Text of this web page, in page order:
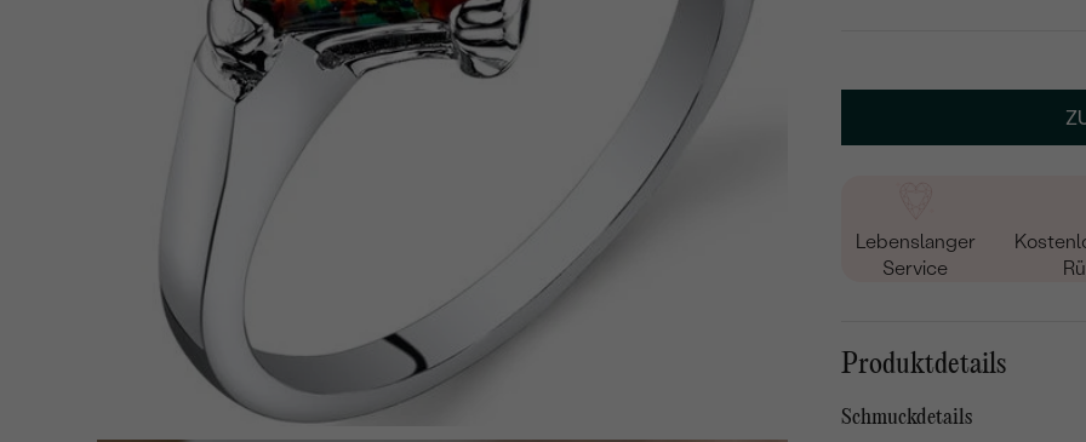
Geben Sie Initialen/Text
Lebenslanger
Service
Produktdetails
Schmuckdetails